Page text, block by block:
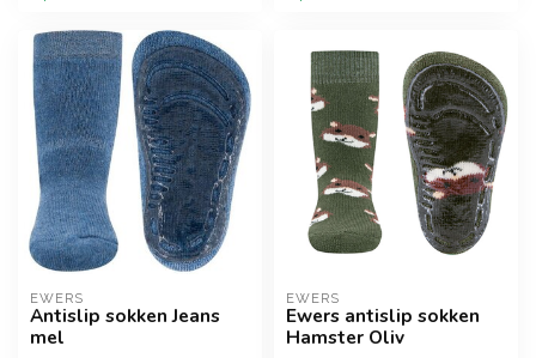
EWERS
Antislip sokken Jeans
mel
EWERS
Ewers antislip sokken
Hamster Oliv